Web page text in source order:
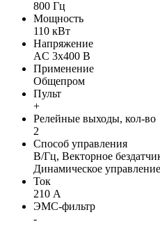
800 Гц
Мощность
110 кВт
Напряжение
AC 3х400 В
Применение
Общепром
Пульт
+
Релейные выходы, кол-во
2
Способ управления
В/Гц, Векторное
Динамическое
Ток
210 А
ЭМС-фильтр
-